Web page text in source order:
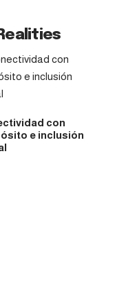
con
e inclusión